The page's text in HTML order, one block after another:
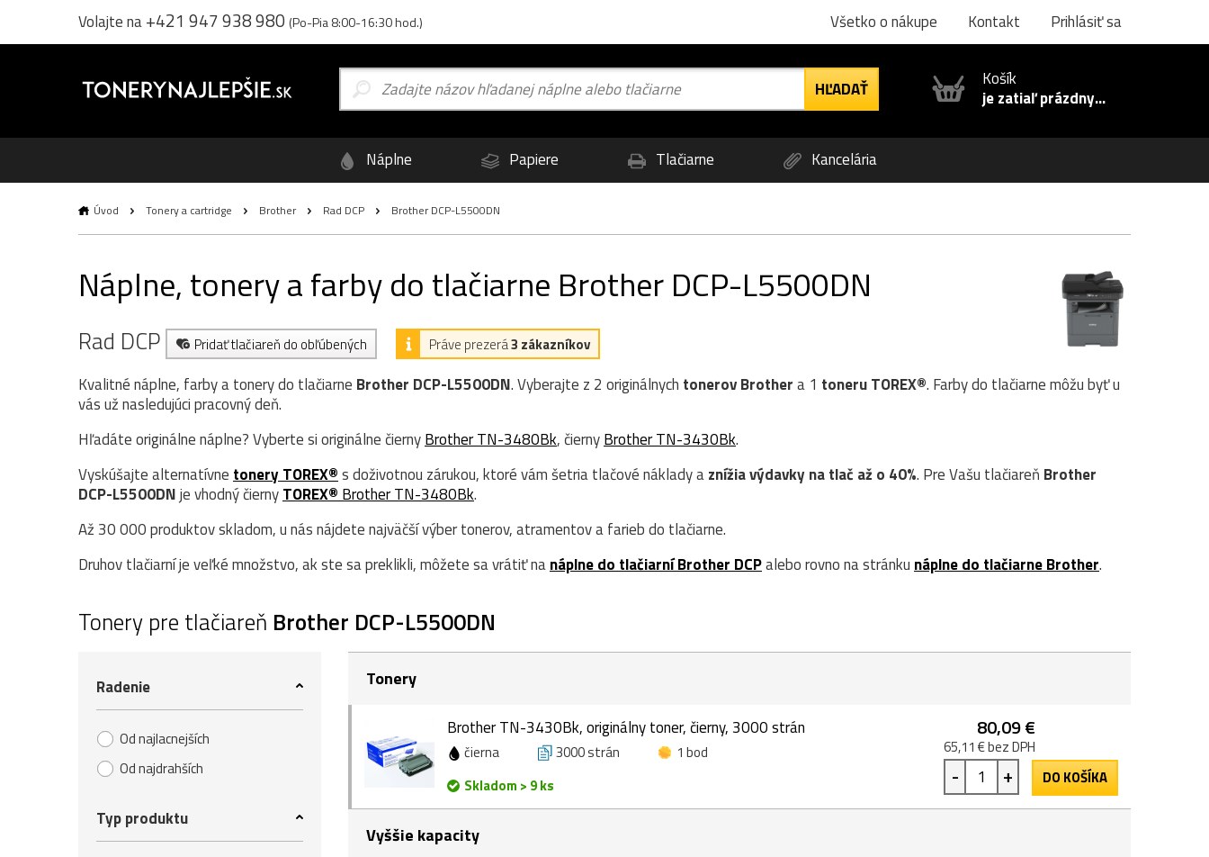
Volajte na+421 947 938 980 (Po-Pia 8:00-16:30 hod.) Všetko o nákupe Kontakt Prihlásiť sa
Košík
je zatiaľ prázdny...
Náplne Papiere Tlačiarne Kancelária
Úvod Tonery a cartridge Brother Rad DCP Brother DCP-L5500DN
Náplne, tonery a farby do tlačiarne Brother DCP-L5500DN
Rad DCP Pridať tlačiareň do obľúbených Práve prezerá3 zákazníkov
Kvalitné náplne, farby a tonery do tlačiarne Brother DCP-L5500DN. Vyberajte z 2 originálnych tonerovBrothera 1 toneru TOREX®. Farby do tlačiarne môžu byť u
vás už nasledujúci pracovný deň.
Hľadáte originálne náplne? Vyberte si originálne čiernyBrother TN-3480Bk, čiernyBrother TN-3430Bk.
Vyskúšajte alternatívne tonery TOREX®s doživotnou zárukou, ktoré vám šetria tlačové náklady aznížia výdavky na tlač až o 40%. Pre Vašu tlačiareň Brother
DCP-L5500DNje vhodný čiernyTOREX® Brother TN-3480Bk.
Až 30 000 produktov skladom, u nás nájdete najväčší výber tonerov, atramentov a farieb do tlačiarne.
Druhov tlačiarní je veľké množstvo, ak ste sa preklikli, môžete sa vrátiť nanáplne do tlačiarní Brother DCPalebo rovno na stránku náplne do tlačiarne Brother.
Tonery pre tlačiareň Brother DCP-L5500DN
Radenie
Od najlacnejších
Od najdrahších
Typ produktu
Tonery
Brother TN-3430Bk, originálny toner, čierny, 3000 strán
čierna 3000 strán
1 bod
Skladom > 9 ks
80,09 €
65,11 € bez DPH
- + DO KOŠÍKA
Vyššie kapacity